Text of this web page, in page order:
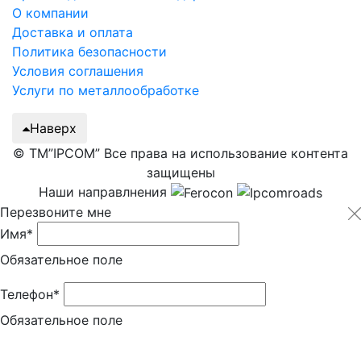
О компании
Доставка и оплата
Политика безопасности
Условия соглашения
Услуги по металлообработке
Наверх
© ТМ”IPCOM” Все права на использование контента
защищены
Наши направлнения
Перезвоните мне
Имя*
Обязательное поле
Телефон*
Обязательное поле